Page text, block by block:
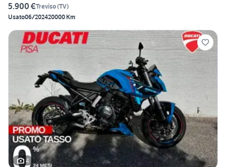
5.900 €Treviso(TV)
Usato06/202420000 Km
4